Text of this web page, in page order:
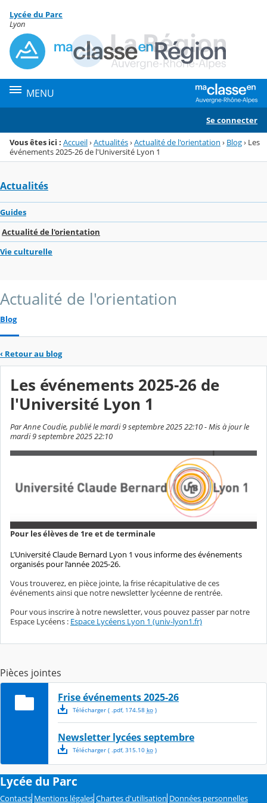
Menu de la rubrique
Contenu
Lycée du Parc
Lyon
MENU
Se connecter
Vous êtes ici : Accueil›Actualités›Actualité de l'orientation › Blog› Les
événements 2025-26 de l'Université Lyon 1
Actualités
Guides
Actualité de l'orientation
Vie culturelle
Actualité de l'orientation
Blog
‹ Retour au blog
Les événements 2025-26 de
l'Université Lyon 1
Par Anne Coudie, publié le mardi 9 septembre 2025 22:10 - Mis à jour le
mardi 9 septembre 2025 22:10
Pour les élèves de 1re et de terminale
L’Université Claude Bernard Lyon 1 vous informe des événements
organisés pour l’année 2025-26.
Vous trouverez, en pièce jointe, la frise récapitulative de ces
événements ainsi que notre newsletter lycéenne de rentrée.
Pour vous inscrire à notre newsletter, vous pouvez passer par notre
Espace Lycéens : Espace Lycéens Lyon 1 (univ-lyon1.fr)
Pièces jointes
Frise événements 2025-26
Télécharger( .pdf, 174.58 ko)
Newsletter lycées septembre
Télécharger( .pdf, 315.10 ko)
Lycée du Parc
Contacts Mentions légales Chartes d'utilisation Données personnelles